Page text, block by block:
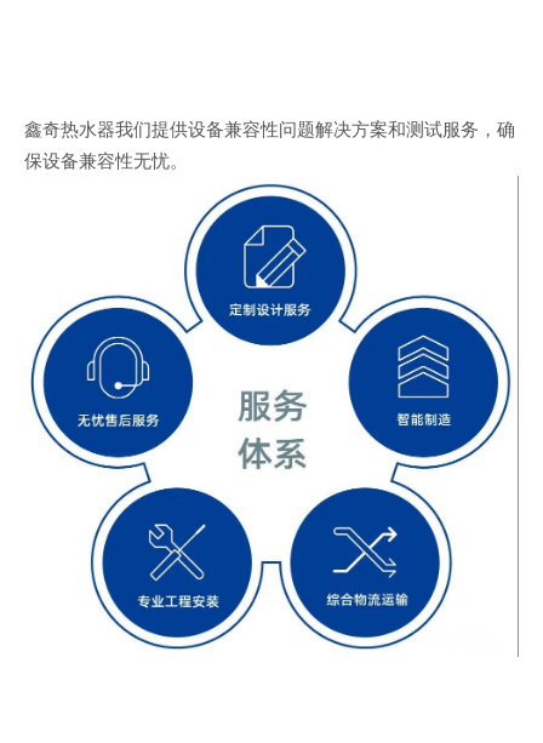
鑫奇热水器我们提供设备兼容性问题解决方案和测试服务，确
保设备兼容性无忧。